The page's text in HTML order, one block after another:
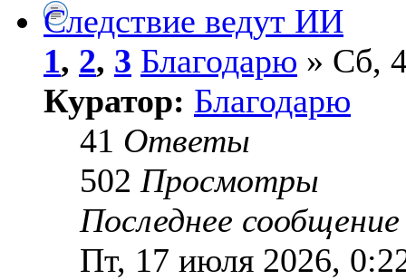
Следствие ведут ИИ
1, 2, 3 Благодарю » Сб,
Куратор: Благодарю
41 Ответы
502 Просмотры
Последнее
Пт, 17 июля 2026,